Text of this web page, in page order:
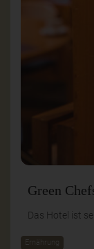
Green
Das Hotel ist
Ernährung